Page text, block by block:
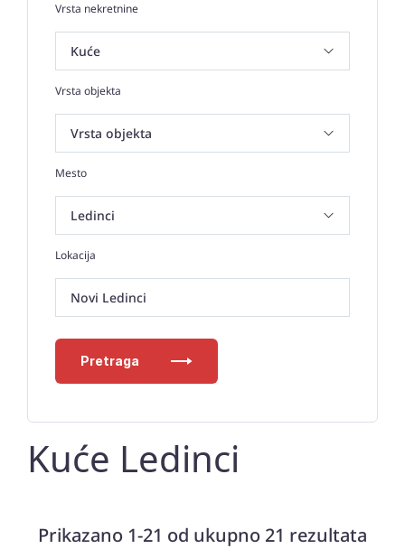
Vrsta nekretnine
Vrsta objekta
Mesto
Lokacija
Novi Ledinci
Pretraga
Kuće Ledinci
Prikazano 1-21 od ukupno 21 rezultata